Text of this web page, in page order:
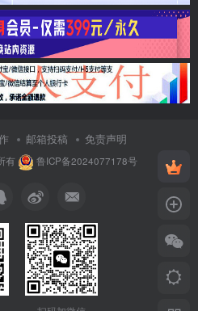
邮箱投稿 免责声明
有 鲁ICP备2024077178号